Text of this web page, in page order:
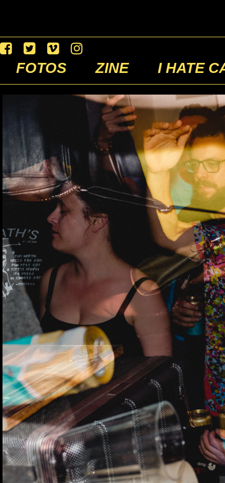
FOTOS ZINE I HATE